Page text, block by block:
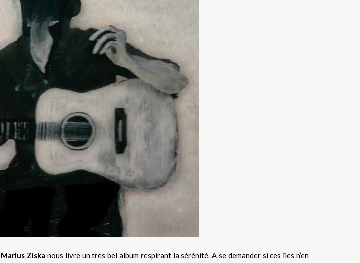
Marius Ziska nous livre un très bel album respirant la sérénité. A se demander si ces îles n’en